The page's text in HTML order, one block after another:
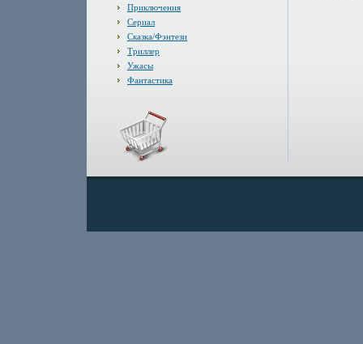
Приключения
Сериал
Сказка/Фэнтези
Триллер
Ужасы
Фантастика